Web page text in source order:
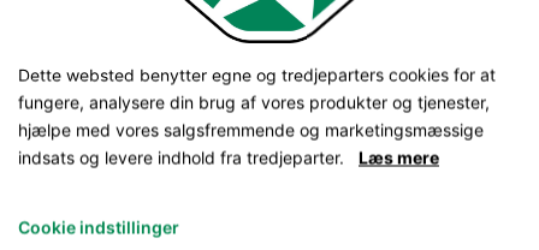
Dette websted benytter egne og tredjeparters cookies for at
fungere, analysere din brug af vores produkter og tjenester,
hjælpe med vores salgsfremmende og marketingsmæssige
indsats og levere indhold fra tredjeparter. Læs mere
Cookie indstillinger